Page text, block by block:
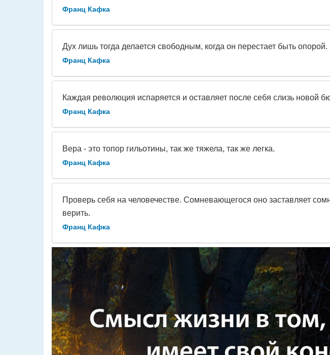
Франц Кафка
Дух лишь тогда делается свободным, когда он перестает быть опорой.
Франц Кафка
Каждая революция испаряется и оставляет после себя слизь новой
Франц Кафка
Вера - это топор гильотины, так же тяжела, так же легка.
Франц Кафка
Проверь себя на человечестве. Сомневающегося оно заставляет
верить.
Франц Кафка